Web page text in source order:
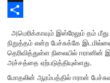
Threads
அமெரிக்காவும் இஸ்ரேலும் தம்
நிறுத்தம் என்ற பேச்சுக்கே
தெரிவித்துள்ள நிலையில் ஈரானின்
அச்சத்தை ஏற்படுத்தியுள்ளது.
மோதலின் ஆரம்பத்தில் ஈரான்